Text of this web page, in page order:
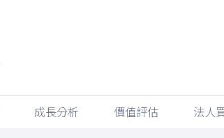
成長分析 價值評估 法人